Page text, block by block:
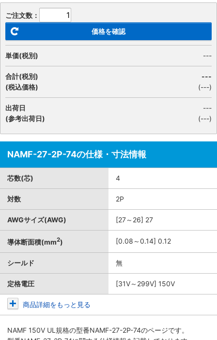
ご注文数：
価格を確認
単価(税別) ---
合計(税別)
(税込価格)
---
(---)
出荷日
(参考出荷日)
---
(---)
NAMF-27-2P-74の仕様・寸法情報
芯数(芯) 4
対数 2P
AWGサイズ(AWG) [27～26] 27
導体断面積(mm2) [0.08～0.14] 0.12
シールド 無
定格電圧 [31V～299V] 150V
商品詳細をもっと見る
NAMF 150V UL規格の型番NAMF-27-2P-74のページです。